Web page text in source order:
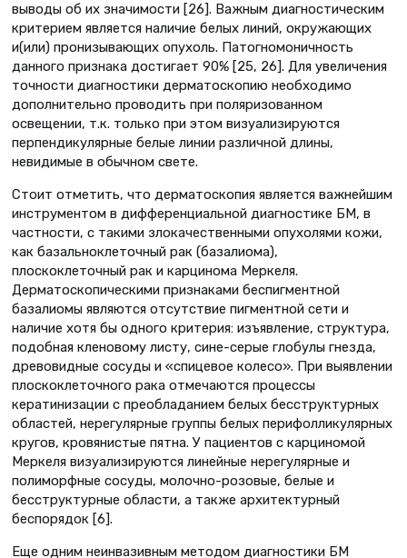
выводы об их значимости [26]. Важным диагностическим
критерием является наличие белых линий, окружающих
и(или) пронизывающих опухоль. Патогномоничность
данного признака достигает 90% [25, 26]. Для увеличения
точности диагностики дерматоскопию необходимо
дополнительно проводить при поляризованном
освещении, т.к. только при этом визуализируются
перпендикулярные белые линии различной длины,
невидимые в обычном свете.
Стоит отметить, что дерматоскопия является важнейшим
инструментом в дифференциальной диагностике БМ, в
частности, с такими злокачественными опухолями кожи,
как базальноклеточный рак (базалиома),
плоскоклеточный рак и карцинома Меркеля.
Дерматоскопическими признаками беспигментной
базалиомы являются отсутствие пигментной сети и
наличие хотя бы одного критерия: изъявление, структура,
подобная кленовому листу, сине-серые глобулы гнезда,
древовидные сосуды и «спицевое колесо». При выявлении
плоскоклеточного рака отмечаются процессы
кератинизации с преобладанием белых бесструктурных
областей, нерегулярные группы белых перифолликулярных
кругов, кровянистые пятна. У пациентов с карциномой
Меркеля визуализируются линейные нерегулярные и
полиморфные сосуды, молочно-розовые, белые и
бесструктурные области, а также архитектурный
беспорядок [6].
Еще одним неинвазивным методом диагностики БМ